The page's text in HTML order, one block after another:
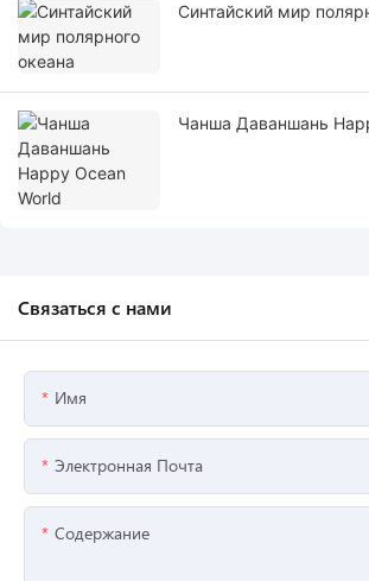
Синтайский мир
Чанша Даваншань
Связаться с нами
Имя
Электронная Почта
Содержание